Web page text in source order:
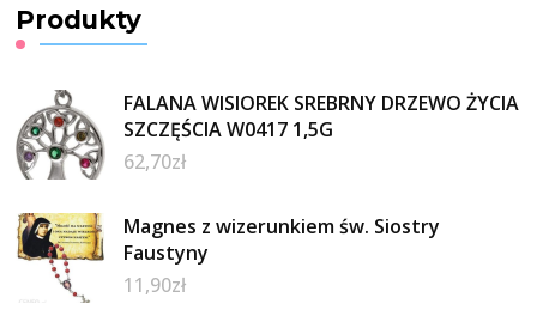
Produkty
FALANA WISIOREK SREBRNY DRZEWO ŻYCIA
SZCZĘŚCIA W0417 1,5G
62,70zł
Magnes z wizerunkiem św. Siostry
Faustyny
11,90zł